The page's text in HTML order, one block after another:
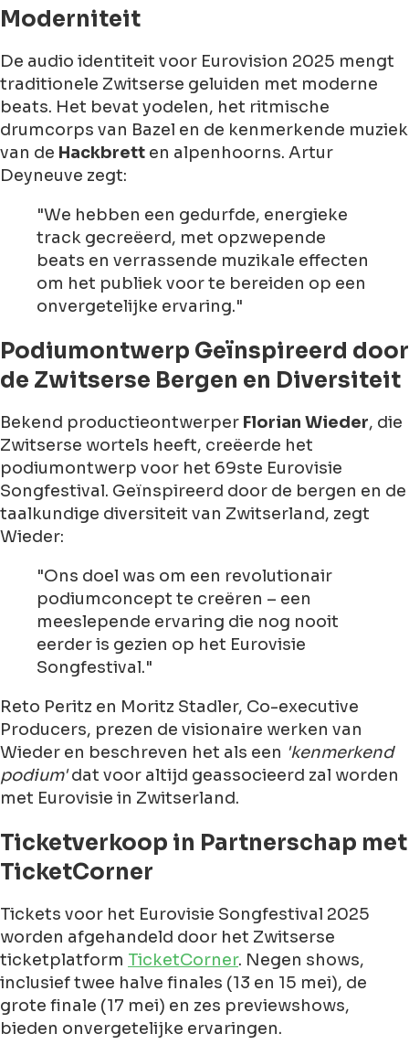
Moderniteit
De audio identiteit voor Eurovision 2025 mengt
traditionele Zwitserse geluiden met moderne
beats. Het bevat yodelen, het ritmische
drumcorps van Bazel en de kenmerkende muziek
van de Hackbrett en alpenhoorns. Artur
Deyneuve zegt:
"We hebben een gedurfde, energieke
track gecreëerd, met opzwepende
beats en verrassende muzikale effecten
om het publiek voor te bereiden op een
onvergetelijke ervaring."
Podiumontwerp Geïnspireerd door
de Zwitserse Bergen en Diversiteit
Bekend productieontwerper Florian Wieder, die
Zwitserse wortels heeft, creëerde het
podiumontwerp voor het 69ste Eurovisie
Songfestival. Geïnspireerd door de bergen en de
taalkundige diversiteit van Zwitserland, zegt
Wieder:
"Ons doel was om een revolutionair
podiumconcept te creëren – een
meeslepende ervaring die nog nooit
eerder is gezien op het Eurovisie
Songfestival."
Reto Peritz en Moritz Stadler, Co-executive
Producers, prezen de visionaire werken van
Wieder en beschreven het als een 'kenmerkend
podium'dat voor altijd geassocieerd zal worden
met Eurovisie in Zwitserland.
Ticketverkoop in Partnerschap met
TicketCorner
Tickets voor het Eurovisie Songfestival 2025
worden afgehandeld door het Zwitserse
ticketplatform TicketCorner. Negen shows,
inclusief twee halve finales (13 en 15 mei), de
grote finale (17 mei) en zes previewshows,
bieden onvergetelijke ervaringen.